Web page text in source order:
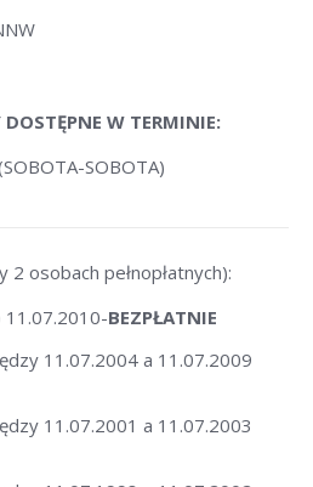
W TERMINIE:
SOBOTA)
2 osobach pełnopłatnych):
11.07.2010-BEZPŁATNIE
11.07.2004 a 11.07.2009
11.07.2001 a 11.07.2003